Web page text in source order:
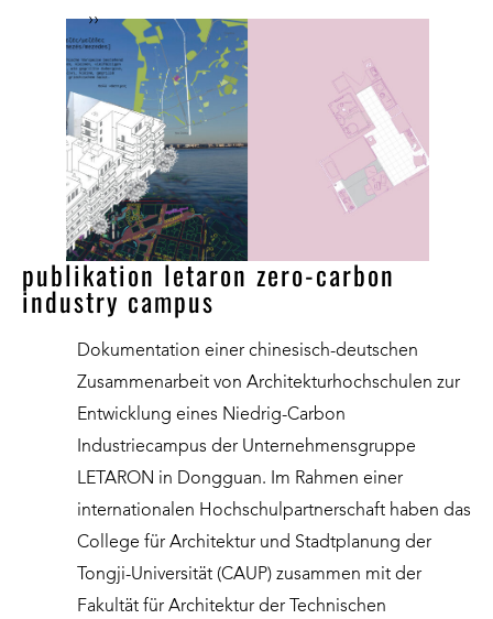
››
publikation letaron zero-carbon
industry campus
Dokumentation einer chinesisch-deutschen
Zusammenarbeit von Architekturhochschulen zur
Entwicklung eines Niedrig-Carbon
Industriecampus der Unternehmensgruppe
LETARON in Dongguan. Im Rahmen einer
internationalen Hochschulpartnerschaft haben das
College für Architektur und Stadtplanung der
Tongji-Universität (CAUP) zusammen mit der
Fakultät für Architektur der Technischen